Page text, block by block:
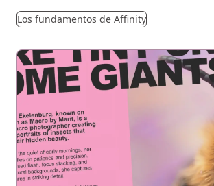
Los fundamentos de Affinity